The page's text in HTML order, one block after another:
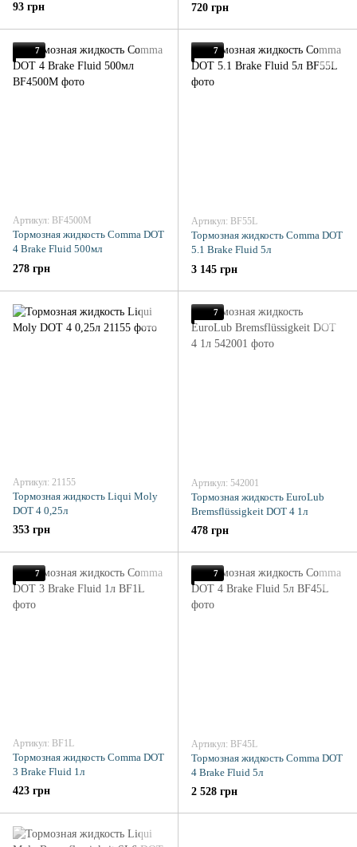
93 грн
720 грн
7
Артикул: BF4500M
Тормозная жидкость Comma DOT
4 Brake Fluid 500мл
278 грн
7
Артикул: BF55L
Тормозная жидкость Comma DOT
5.1 Brake Fluid 5л
3 145 грн
Артикул: 21155
Тормозная жидкость Liqui Moly
DOT 4 0,25л
353 грн
7
Артикул: 542001
Тормозная жидкость EuroLub
Bremsflüssigkeit DOT 4 1л
478 грн
7
Артикул: BF1L
Тормозная жидкость Comma DOT
3 Brake Fluid 1л
423 грн
7
Артикул: BF45L
Тормозная жидкость Comma DOT
4 Brake Fluid 5л
2 528 грн